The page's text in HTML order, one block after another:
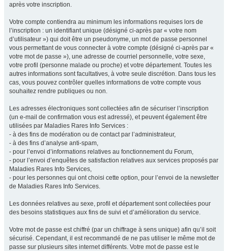
après votre inscription.
Votre compte contiendra au minimum les informations requises lors de
l’inscription : un identifiant unique (désigné ci-après par « votre nom
d’utilisateur ») qui doit être un pseudonyme, un mot de passe personnel
vous permettant de vous connecter à votre compte (désigné ci-après par «
votre mot de passe »), une adresse de courriel personnelle, votre sexe,
votre profil (personne malade ou proche) et votre département. Toutes les
autres informations sont facultatives, à votre seule discrétion. Dans tous les
cas, vous pouvez contrôler quelles informations de votre compte vous
souhaitez rendre publiques ou non.
Les adresses électroniques sont collectées afin de sécuriser l’inscription
(un e-mail de confirmation vous est adressé), et peuvent également être
utilisées par Maladies Rares Info Services :
- à des fins de modération ou de contact par l’administrateur,
- à des fins d’analyse anti-spam,
- pour l’envoi d’informations relatives au fonctionnement du Forum,
- pour l’envoi d’enquêtes de satisfaction relatives aux services proposés par
Maladies Rares Info Services,
- pour les personnes qui ont choisi cette option, pour l’envoi de la newsletter
de Maladies Rares Info Services.
Les données relatives au sexe, profil et département sont collectées pour
des besoins statistiques aux fins de suivi et d’amélioration du service.
Votre mot de passe est chiffré (par un chiffrage à sens unique) afin qu’il soit
sécurisé. Cependant, il est recommandé de ne pas utiliser le même mot de
passe sur plusieurs sites internet différents. Votre mot de passe est le